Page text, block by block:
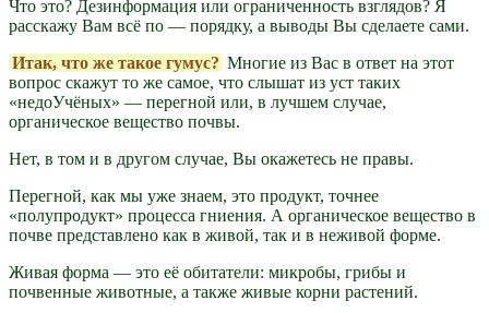
Что это? Дезинформация или ограниченность взглядов? Я
расскажу Вам всё по — порядку, а выводы Вы сделаете сами.
Итак, что же такое гумус? Многие из Вас в ответ на этот
вопрос скажут то же самое, что слышат из уст таких
«недоУчёных» — перегной или, в лучшем случае,
органическое вещество почвы.
Нет, в том и в другом случае, Вы окажетесь не правы.
Перегной, как мы уже знаем, это продукт, точнее
«полупродукт» процесса гниения. А органическое вещество в
почве представлено как в живой, так и в неживой форме.
Живая форма — это её обитатели: микробы, грибы и
почвенные животные, а также живые корни растений.